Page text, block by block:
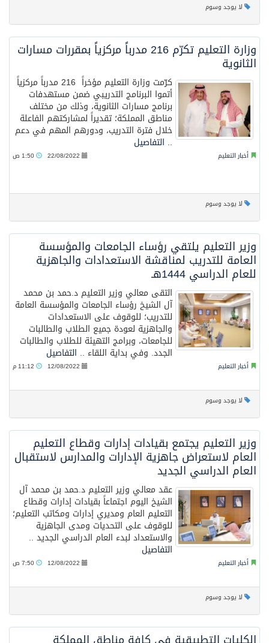
لا يوجد وسوم
وزارة التعليم تكرّم 216 مدرباً مركزياً بمقررات مسارات
الثانوية
كرّمت وزارة التعليم مؤخراً 216 مدرباً مركزياً
أتموا البرنامج التدريبي ضمن مستهدفات
برنامج مسارات الثانوية، وذلك من مختلف
مناطق المملكة؛ تقديراً لمشاركتهم الفاعلة
خلال فترة التدريب، ودورهم المهم في دعم
.. التفاصيل
أخبار التعليم 22/08/2022
لا يوجد وسوم
وزير التعليم يلتقي رؤساء الجامعات والمؤسسة
العامة للتدريب لمناقشة الاستعدادات والجاهزية
للعام الدراسي 1444هـ
التقى معالي وزير التعليم د.حمد بن محمد
آل الشيخ رؤساء الجامعات والمؤسسة العامة
للتدريب؛ للوقوف على الاستعدادات
والجاهزية لعودة جميع الطلاب والطالبات
للجامعات، وبرامج التهيئة للطلاب والطالبات
الجدد. وفي بداية اللقاء .. التفاصيل
أخبار التعليم 12/08/2022
لا يوجد وسوم
وزير التعليم يجتمع بقيادات إدارات وقطاع التعليم
العام لاستعراض جاهزية الإدارات والمدارس لاستقبال
العام الدراسي الجديد
عقد معالي وزير التعليم د.حمد بن محمد آل
الشيخ اليوم اجتماعاً بقيادات إدارات وقطاع
التعليم العام ومديري إدارات ومكاتب التعليم؛
للوقوف على التحديات ومدى الجاهزية
والاستعداد لبدء العام الدراسي الجديد ..
التفاصيل
أخبار التعليم 12/08/2022
لا يوجد وسوم